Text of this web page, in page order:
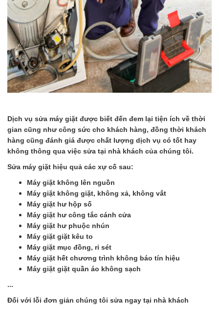
Dịch vụ sửa máy giặt được biết đến đem lại tiện ích về thời
gian cũng như công sức cho khách hàng, đồng thời khách
hàng cũng đánh giá được chất lượng dịch vụ có tốt hay
không thông qua việc sửa tại nhà khách của chúng tôi.
Sửa máy giặt hiệu quả các xự cố sau:
Máy giặt không lên nguồn
Máy giặt không giặt, không xả, không vắt
Máy giặt hư hộp số
Máy giặt hư công tắc cánh cửa
Máy giặt hư phuộc nhún
Máy giặt giặt kêu to
Máy giặt mục đồng, rỉ sét
Máy giặt hết chương trình không báo tín hiệu
Máy giặt giặt quần áo không sạch
...
Đối với lỗi đơn giản chúng tôi sửa ngay tại nhà khách